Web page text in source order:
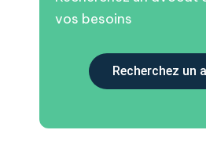
vos besoins
Recherchez un